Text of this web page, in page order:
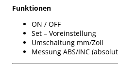
Funktionen
ON / OFF
Set – Voreinstellung
Umschaltung mm/Zoll
Messung ABS/INC